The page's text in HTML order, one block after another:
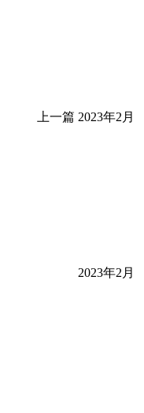
上一篇 2023年2月
2023年2月